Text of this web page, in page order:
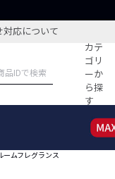
応について
カテ
ゴリ
ーか
ら探
す
記事
ムフレグランス